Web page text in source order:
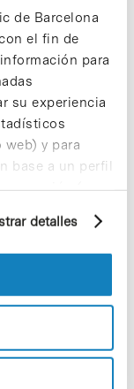
de Barcelona
el fin de
para
su experiencia
y para
base a un perfil
(por
consultar
detalles
y haz
el PCB!
«Notas de
participar